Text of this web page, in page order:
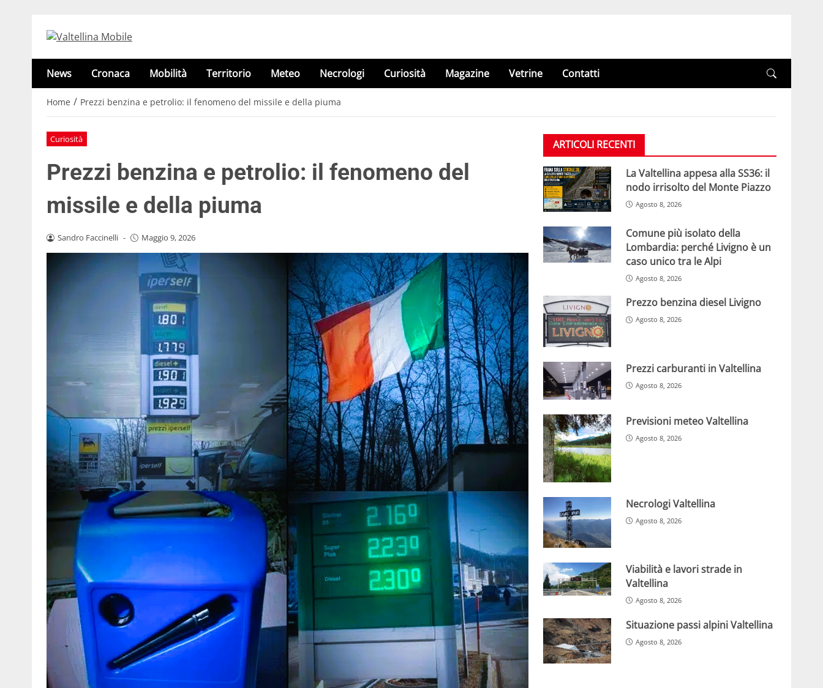
News Cronaca Mobilità Territorio Meteo Necrologi Curiosità Magazine Vetrine Contatti
Home / Prezzi benzina e petrolio: il fenomeno del missile e della piuma
Curiosità
Prezzi benzina e petrolio: il fenomeno del
missile e della piuma
Sandro Faccinelli - Maggio 9, 2026
ARTICOLI RECENTI
La Valtellina appesa alla SS36: il
nodo irrisolto del Monte Piazzo
Agosto 8, 2026
Comune più isolato della
Lombardia: perché Livigno è un
caso unico tra le Alpi
Agosto 8, 2026
Prezzo benzina diesel Livigno
Agosto 8, 2026
Prezzi carburanti in Valtellina
Agosto 8, 2026
Previsioni meteo Valtellina
Agosto 8, 2026
Necrologi Valtellina
Agosto 8, 2026
Viabilità e lavori strade in
Valtellina
Agosto 8, 2026
Situazione passi alpini Valtellina
Agosto 8, 2026